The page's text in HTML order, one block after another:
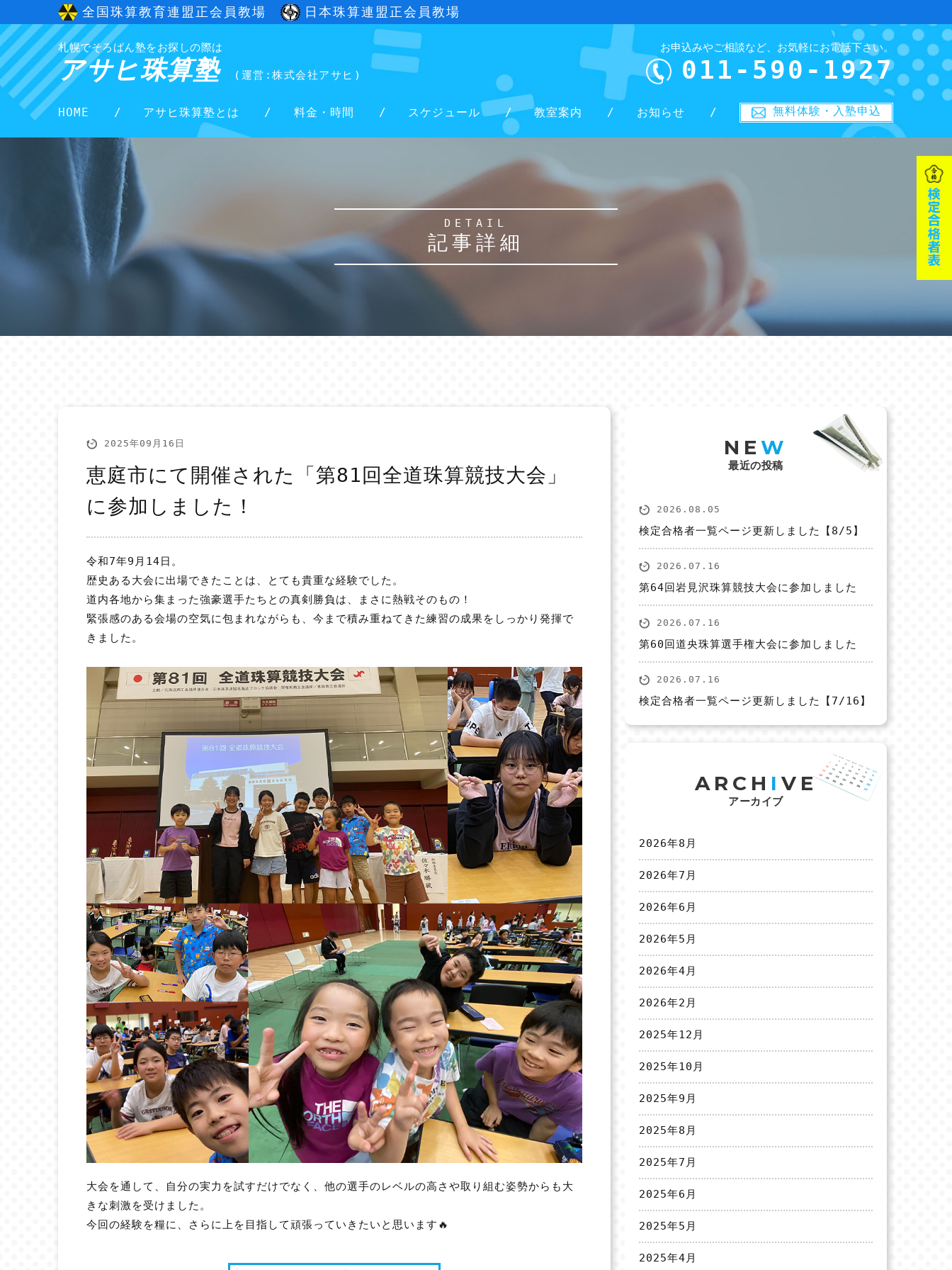
全国珠算教育連盟正会員教場 日本珠算連盟正会員教場
札幌でそろばん塾をお探しの際は
アサヒ珠算塾 (運営:株式会社アサヒ)
お申込みやご相談など、お気軽にお電話下さい。
011-590-1927
HOME アサヒ珠算塾とは 料金・時間 スケジュール 教室案内 お知らせ 無料体験・入塾申込
DETAIL
記事詳細
2025年09月16日
恵庭市にて開催された「第81回全道珠算競技大会」
に参加しました！
令和7年9月14日。
歴史ある大会に出場できたことは、とても貴重な経験でした。
道内各地から集まった強豪選手たちとの真剣勝負は、まさに熱戦そのもの！
緊張感のある会場の空気に包まれながらも、今まで積み重ねてきた練習の成果をしっかり発揮で
きました。
大会を通して、自分の実力を試すだけでなく、他の選手のレベルの高さや取り組む姿勢からも大
きな刺激を受けました。
今回の経験を糧に、さらに上を目指して頑張っていきたいと思います🔥
NE W
最近の投稿
2026.08.05
検定合格者一覧ページ更新しました【8/5】
2026.07.16
第64回岩見沢珠算競技大会に参加しました
2026.07.16
第60回道央珠算選手権大会に参加しました
2026.07.16
検定合格者一覧ページ更新しました【7/16】
ARCH I VE
アーカイブ
2026年8月
2026年7月
2026年6月
2026年5月
2026年4月
2026年2月
2025年12月
2025年10月
2025年9月
2025年8月
2025年7月
2025年6月
2025年5月
2025年4月